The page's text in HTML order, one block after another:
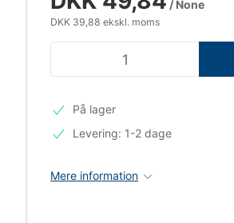
/ None
DKK 39,88 ekskl. moms
På lager
Levering: 1-2 dage
Mere information